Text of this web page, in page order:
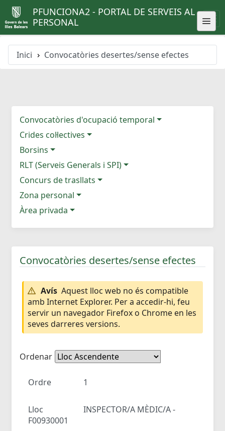
PFUNCIONA2 - PORTAL DE SERVEIS AL
PERSONAL
Inici Convocatòries desertes/sense efectes
Convocatòries d'ocupació temporal
Crides col·lectives
Borsins
RLT (Serveis Generals i SPI)
Concurs de trasllats
Zona personal
Àrea privada
Convocatòries desertes/sense efectes
Avís Aquest lloc web no és compatible
amb Internet Explorer. Per a accedir-hi, feu
servir un navegador Firefox o Chrome en les
seves darreres versions.
Ordenar
Ordre 1
Lloc
INSPECTOR/A MÈDIC/A -
F00930001